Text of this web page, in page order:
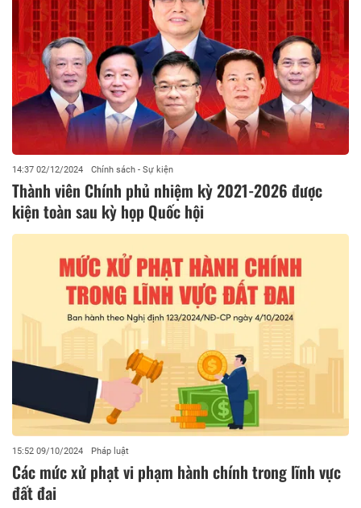
14:37 02/12/2024 Chính sách - Sự kiện
Thành viên Chính phủ nhiệm kỳ 2021-2026 được
kiện toàn sau kỳ họp Quốc hội
15:52 09/10/2024 Pháp luật
Các mức xử phạt vi phạm hành chính trong lĩnh vực
đất đai